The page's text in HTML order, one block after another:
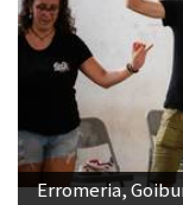
Erromeria,